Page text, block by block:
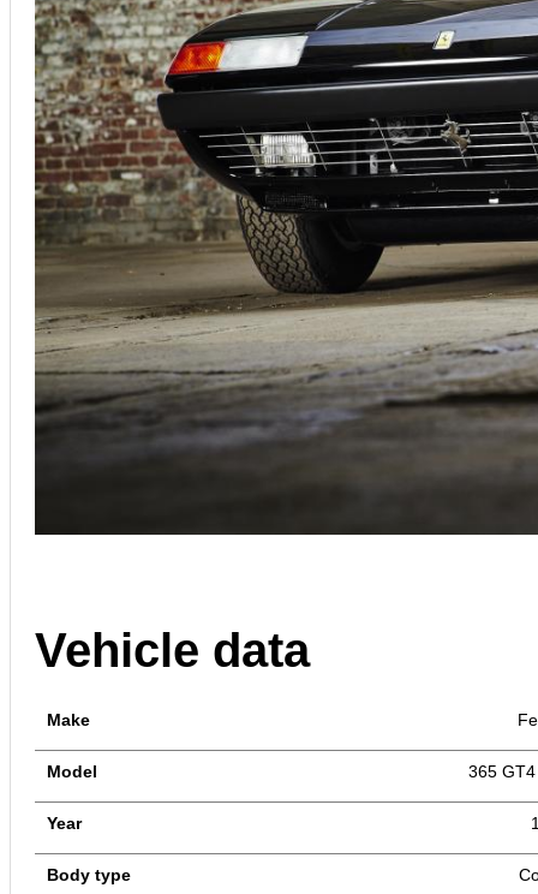
Vehicle data
Make
Model 365
Year
Body type